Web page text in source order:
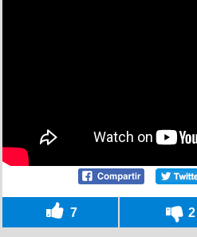
7 2